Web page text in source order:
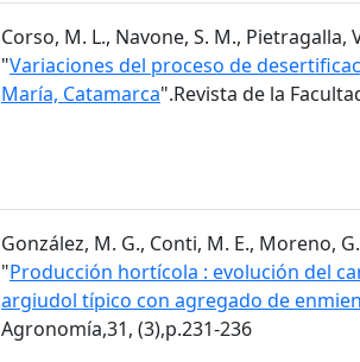
Corso, M. L., Navone, S. M., Pietragalla,
"Variaciones del proceso de
María, Catamarca".Revista de la
González, M. G., Conti, M. E., Moreno,
"Producción hortícola : evolución del
argiudol típico con agregado de
Agronomía,31, (3),p.231-236